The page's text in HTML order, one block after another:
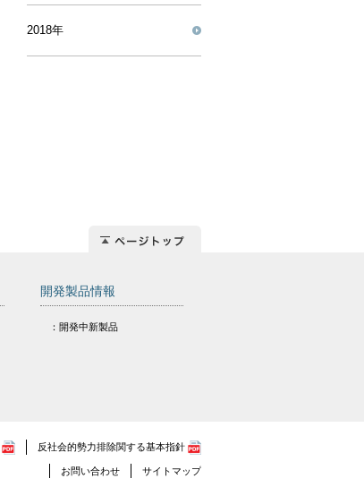
2018年
開発製品情報
：開発中新製品
反社会的勢力排除関する基本指針
お問い合わせ サイトマップ